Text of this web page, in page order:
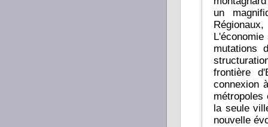
un
Régionaux, sa
mutations
frontière
connexion à un axe H méridien qui
métropoles
la seule
nouvelle